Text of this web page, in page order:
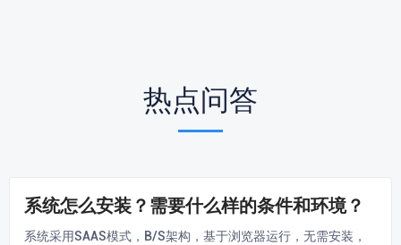
热点问答
系统怎么安装？需要什么样的条件和环境？
系统采用SAAS模式，B/S架构，基于浏览器运行，无需安装，